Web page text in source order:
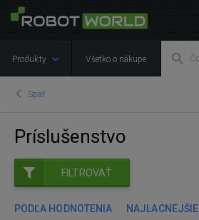
Produkty Všetko o nákupe
Späť
Príslušenstvo
FILTROVAŤ
PODĽA HODNOTENIA NAJLACNEJŠIE